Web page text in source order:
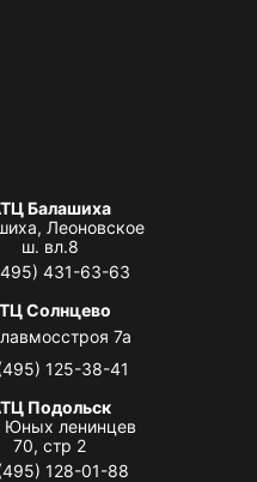
Балашиха
Леоновское
ш. вл.8
431-63-63
Солнцево
7а
125-38-41
Подольск
Юных ленинцев
70, стр 2
128-01-88